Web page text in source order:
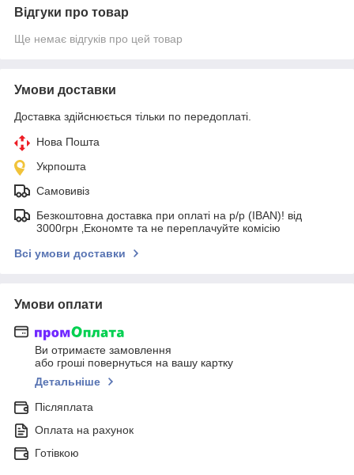
Відгуки про товар
Ще немає відгуків про цей товар
Умови доставки
Доставка здійснюється тільки по передоплаті.
Нова Пошта
Укрпошта
Самовивіз
Безкоштовна доставка при оплаті на р/р (IBAN)! від
3000грн ‚Економте та не переплачуйте комісію
Всі умови доставки
Умови оплати
Ви отримаєте замовлення
або гроші повернуться на вашу картку
Детальніше
Післяплата
Оплата на рахунок
Готівкою